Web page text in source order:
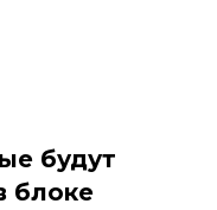
будут
блоке